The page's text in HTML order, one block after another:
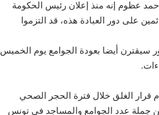
أحمد عظوم إنه منذ إعلان رئيس الحكومة
بتاريخ الجمعة 13 مارس 2020 فإن القائمين على دور العبادة هذه، قد التزموا
سيقترن أيضا بعودة الجوامع يوم الخميس
قرار الغلق خلال فترة الحجر الصحي
بحصول تجاوزات لكنها لم تتجاوز 1 بالمائة من جملة عدد الجوامع والمساجد في تونس